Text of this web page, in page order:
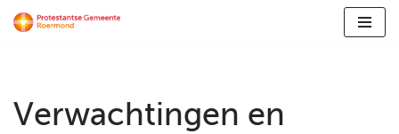
inhoud
Verwachtingen en